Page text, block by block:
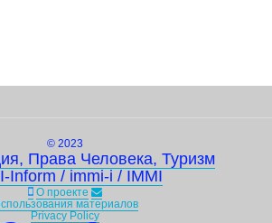
© 2023
Права Человека, Туризм
Inform / immi-i / IMMI
О проекте
материалов
Privacy Policy